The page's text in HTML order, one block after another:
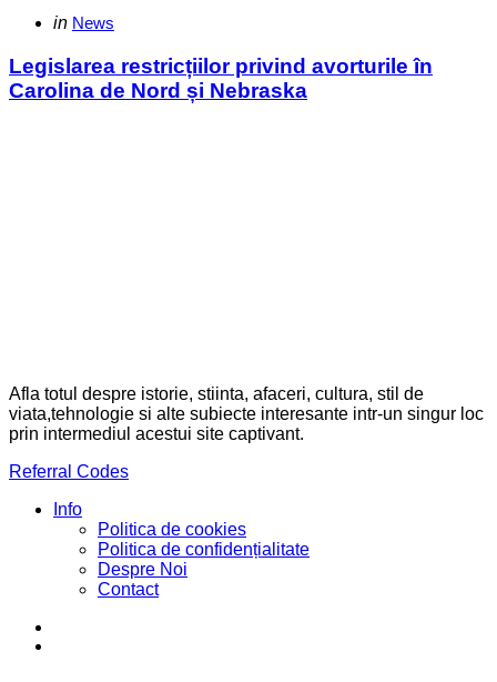
Categories
Posted
in News
Legislarea restricțiilor privind avorturile în
Carolina de Nord și Nebraska
Afla totul despre istorie, stiinta, afaceri, cultura, stil de
viata,tehnologie si alte subiecte interesante intr-un singur loc
prin intermediul acestui site captivant.
Referral Codes
Info
Politica de cookies
Politica de confidențialitate
Despre Noi
Contact